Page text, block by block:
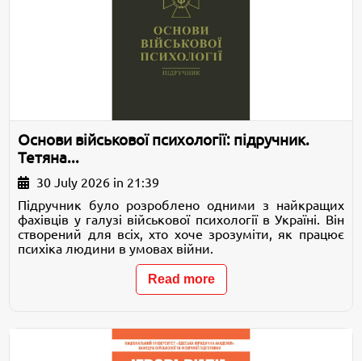
Основи військової психології: підручник.
Тетяна...
30 July 2026 in 21:39
Підручник було розроблено одними з найкращих
фахівців у галузі військової психології в Україні. Він
створений для всіх, хто хоче зрозуміти, як працює
психіка людини в умовах війни.
Read more